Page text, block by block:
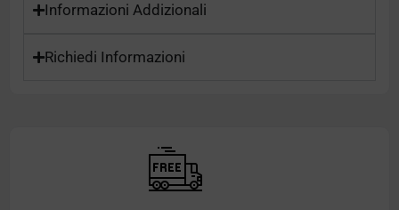
Informazioni Addizionali
Richiedi Informazioni